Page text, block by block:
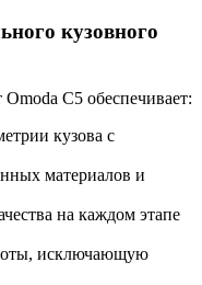
кузовного
C5 обеспечивает:
кузова с
материалов и
на каждом этапе
исключающую